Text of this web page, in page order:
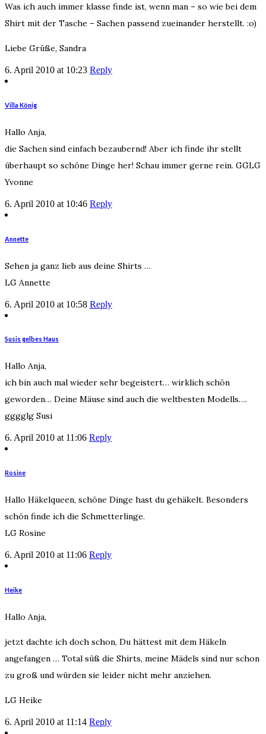
Was ich auch immer klasse finde ist, wenn man – so wie bei dem
Shirt mit der Tasche – Sachen passend zueinander herstellt. :o)
Liebe Grüße, Sandra
6. April 2010 at 10:23 Reply
Villa König
Hallo Anja,
die Sachen sind einfach bezaubernd! Aber ich finde ihr stellt
überhaupt so schöne Dinge her! Schau immer gerne rein. GGLG
Yvonne
6. April 2010 at 10:46 Reply
Annette
Sehen ja ganz lieb aus deine Shirts …
LG Annette
6. April 2010 at 10:58 Reply
Susis gelbes Haus
Hallo Anja,
ich bin auch mal wieder sehr begeistert… wirklich schön
geworden… Deine Mäuse sind auch die weltbesten Modells….
gggglg Susi
6. April 2010 at 11:06 Reply
Rosine
Hallo Häkelqueen, schöne Dinge hast du gehäkelt. Besonders
schön finde ich die Schmetterlinge.
LG Rosine
6. April 2010 at 11:06 Reply
Heike
Hallo Anja,
jetzt dachte ich doch schon, Du hättest mit dem Häkeln
angefangen … Total süß die Shirts, meine Mädels sind nur schon
zu groß und würden sie leider nicht mehr anziehen.
LG Heike
6. April 2010 at 11:14 Reply